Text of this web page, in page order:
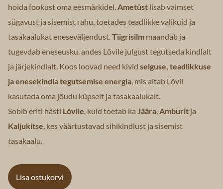
hoida fookust oma eesmärkidel.Ametüst lisab vaimset
sügavust ja sisemist rahu, toetades teadlikke valikuid ja
tasakaalukat eneseväljendust.Tiigrisilm maandab ja
tugevdab eneseusku, andes Lõvile julgust tegutseda kindlalt
ja järjekindlalt. Koos loovad need kivid selguse, teadlikkuse
ja enesekindla tegutsemise energia, mis aitab Lõvil
kasutada oma jõudu küpselt ja tasakaalukalt.
Sobib eriti hästi Lõvile, kuid toetab ka Jäära,Amburit ja
Kaljukitse, kes väärtustavad sihikindlust ja sisemist
tasakaalu.
Lisa ostukorvi